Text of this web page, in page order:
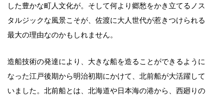
した豊かな町人文化が。そして何より郷愁をかき立てるノス
タルジックな風景こそが、佐渡に大人世代が惹きつけられる
最大の理由なのかもしれません。
造船技術の発達により、大きな船を造ることができるように
なった江戸後期から明治初期にかけて、北前船が大活躍して
いました。北前船とは、北海道や日本海の港から、西廻りの